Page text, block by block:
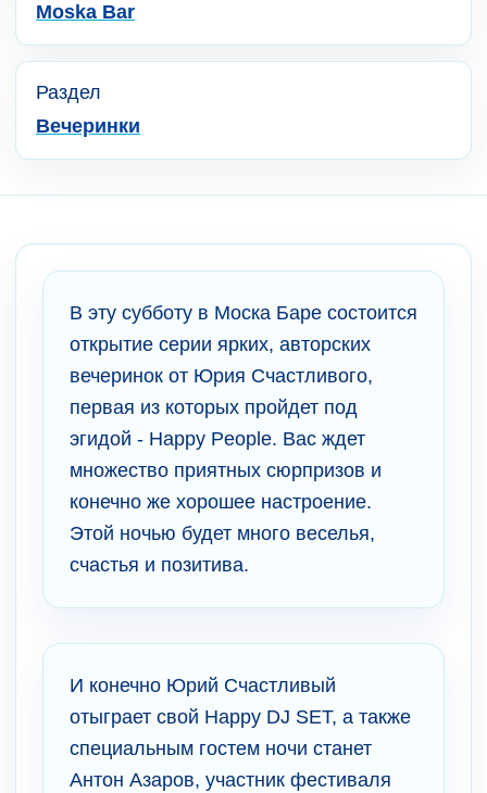
Moska Bar
Раздел
Вечеринки
В эту субботу в Моска Баре состоится
открытие серии ярких, авторских
вечеринок от Юрия Счастливого,
первая из которых пройдет под
эгидой - Happy People. Вас ждет
множество приятных сюрпризов и
конечно же хорошее настроение.
Этой ночью будет много веселья,
счастья и позитива.
И конечно Юрий Счастливый
отыграет свой Happy DJ SET, а также
специальным гостем ночи станет
Антон Азаров, участник фестиваля